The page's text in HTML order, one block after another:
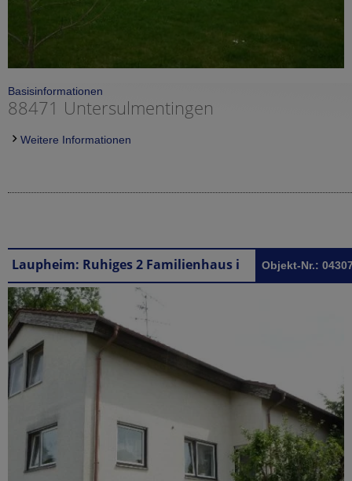
Basisinformationen
88471 Untersulmentingen
Weitere Informationen
Objekt-Nr.: